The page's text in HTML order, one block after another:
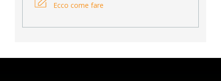
Ecco come fare